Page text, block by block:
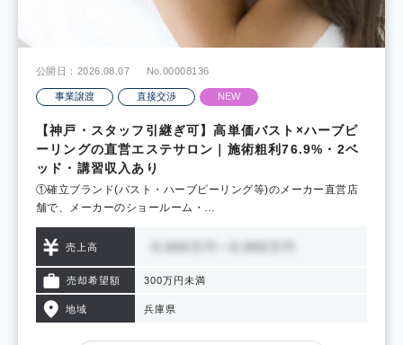
公開日：2026.08.07 No.00008136
事業譲渡 直接交渉 NEW
【神戸・スタッフ引継ぎ可】高単価バスト×ハーブピ
ーリングの直営エステサロン｜施術粗利76.9%・2ベ
ッド・講習収入あり
①確立ブランド(バスト・ハーブピーリング等)のメーカー直営店
舗で、メーカーのショールーム・…
売上高
売却希望額 300万円未満
地域 兵庫県